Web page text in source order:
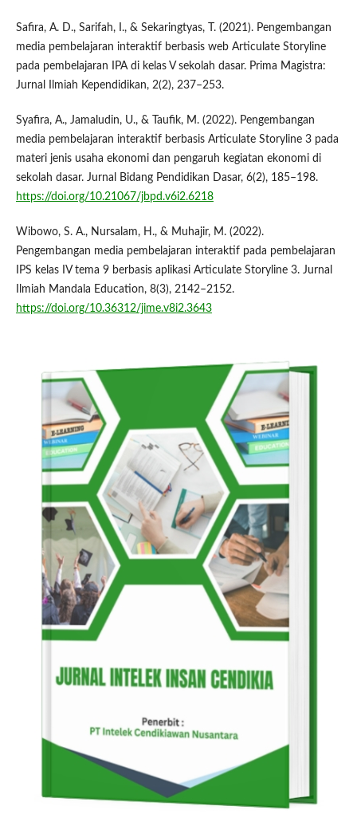
Safira, A. D., Sarifah, I., & Sekaringtyas, T. (2021). Pengembangan
media pembelajaran interaktif berbasis web Articulate Storyline
pada pembelajaran IPA di kelas V sekolah dasar. Prima Magistra:
Jurnal Ilmiah Kependidikan, 2(2), 237–253.
Syafira, A., Jamaludin, U., & Taufik, M. (2022). Pengembangan
media pembelajaran interaktif berbasis Articulate Storyline 3 pada
materi jenis usaha ekonomi dan pengaruh kegiatan ekonomi di
sekolah dasar. Jurnal Bidang Pendidikan Dasar, 6(2), 185–198.
https://doi.org/10.21067/jbpd.v6i2.6218
Wibowo, S. A., Nursalam, H., & Muhajir, M. (2022).
Pengembangan media pembelajaran interaktif pada pembelajaran
IPS kelas IV tema 9 berbasis aplikasi Articulate Storyline 3. Jurnal
Ilmiah Mandala Education, 8(3), 2142–2152.
https://doi.org/10.36312/jime.v8i2.3643